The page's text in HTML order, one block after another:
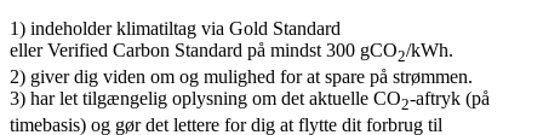
1) indeholder klimatiltag via Gold Standard
eller Verified Carbon Standard på mindst 300 gCO2/kWh.
2) giver dig viden om og mulighed for at spare på strømmen.
3) har let tilgængelig oplysning om det aktuelle CO2-aftryk (på
timebasis) og gør det lettere for dig at flytte dit forbrug til